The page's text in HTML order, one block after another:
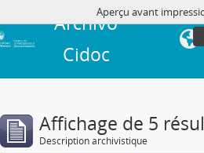
Archivo
Cidoc
de
Aperçu avant
Affichage de 5
Description archivistique